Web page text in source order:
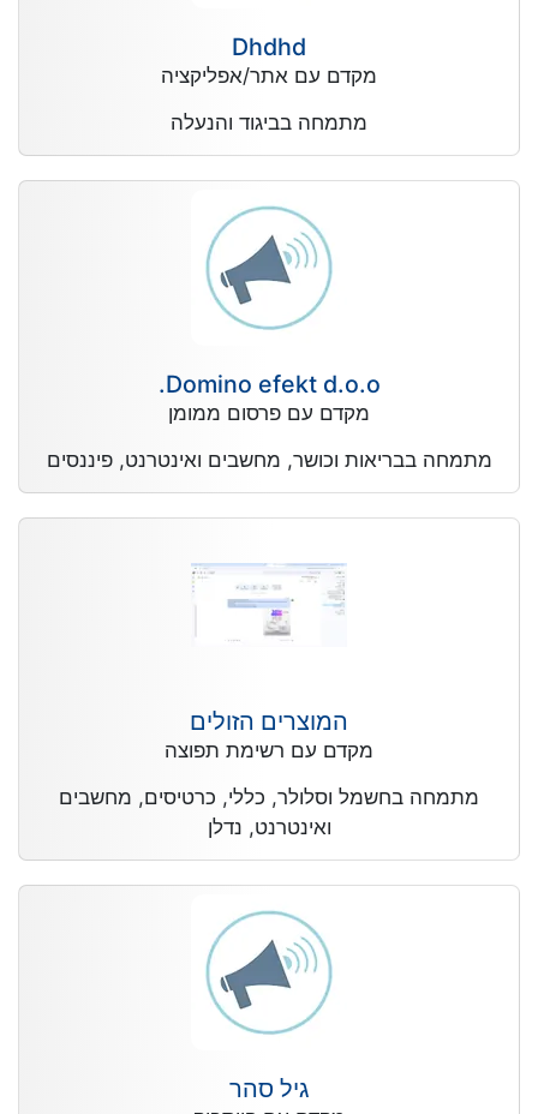
Dhdhd
מקדם עם אתר/אפליקציה
מתמחה בביגוד והנעלה
Domino efekt d.o.o.
מקדם עם פרסום ממומן
מתמחה בבריאות וכושר, מחשבים ואינטרנט, פיננסים
המוצרים הזולים
מקדם עם רשימת תפוצה
מתמחה בחשמל וסלולר, כללי, כרטיסים, מחשבים
ואינטרנט, נדלן
גיל סהר